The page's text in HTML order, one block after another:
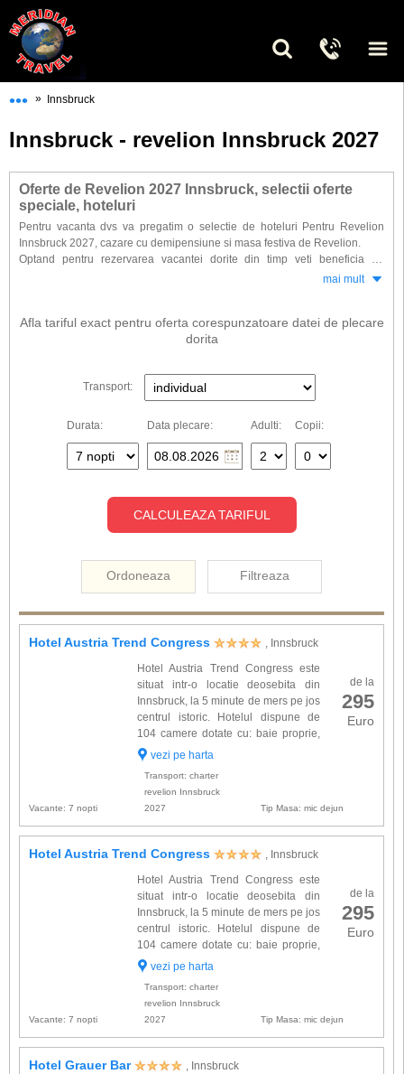
••• » Innsbruck
Innsbruck - revelion Innsbruck 2027
Oferte de Revelion 2027 Innsbruck, selectii oferte
speciale, hoteluri
Pentru vacanta dvs va pregatim o selectie de hoteluri Pentru Revelion
Innsbruck 2027, cazare cu demipensiune si masa festiva de Revelion.
Optand pentru rezervarea vacantei dorite din timp veti beneficia de
reduceri substantiale la cele mai populare hoteluri. Petreceti Revelionul
mai mult
Afla tariful exact pentru oferta corespunzatoare datei de plecare
dorita
Transport:
Durata: Data plecare: Adulti: Copii:
CALCULEAZA TARIFUL
Ordoneaza Filtreaza
Hotel Austria Trend Congress , Innsbruck
de la
295
Euro
Hotel Austria Trend Congress este
situat intr-o locatie deosebita din
Innsbruck, la 5 minute de mers pe jos
centrul istoric. Hotelul dispune de
104 camere dotate cu: baie proprie,
TV cablu, minibar, telefon. Alte
Congress: r...
vezi pe harta
Vacante: 7 nopti
Transport: charter
revelion Innsbruck
2027
Tip Masa: mic dejun
Hotel Austria Trend Congress , Innsbruck
de la
295
Euro
Hotel Austria Trend Congress este
situat intr-o locatie deosebita din
Innsbruck, la 5 minute de mers pe jos
centrul istoric. Hotelul dispune de
104 camere dotate cu: baie proprie,
TV cablu, minibar, telefon. Alte
Congress: r...
vezi pe harta
Vacante: 7 nopti
Transport: charter
revelion Innsbruck
2027
Tip Masa: mic dejun
Hotel Grauer Bar , Innsbruck